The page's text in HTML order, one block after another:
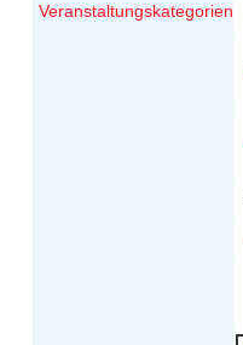
Veranstaltungskategorien